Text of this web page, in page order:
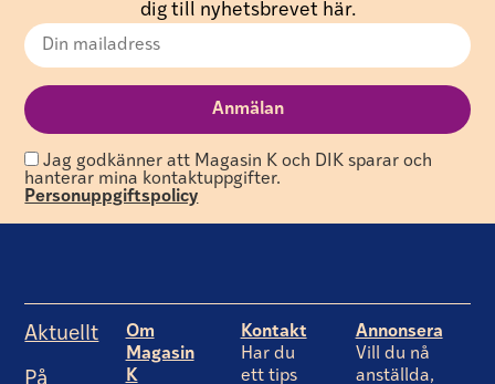
dig till nyhetsbrevet här.
Jag godkänner att Magasin K och DIK sparar och
hanterar mina kontaktuppgifter.
Personuppgiftspolicy
Aktuellt
Om
Magasin
K
Kontakt
Har du
ett tips
Annonsera
Vill du nå
anställda,